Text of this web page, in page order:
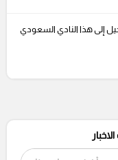
إلى هذا النادي السعودي